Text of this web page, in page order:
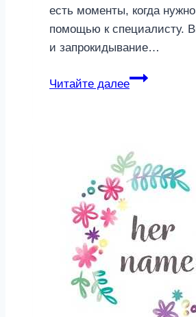
есть моменты, когда
помощью к специалисту.
и запрокидывание…
Читайте далее
Почему
назад
и
выгибается